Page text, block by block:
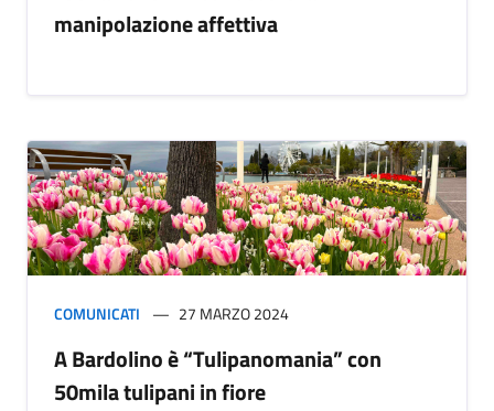
manipolazione affettiva
COMUNICATI 27 MARZO 2024
A Bardolino è “Tulipanomania” con
50mila tulipani in fiore